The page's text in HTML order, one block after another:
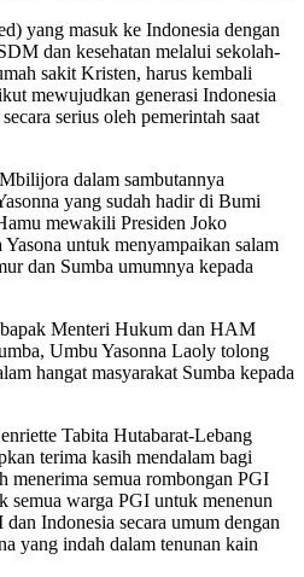
yang masuk ke Indonesia dengan
dan kesehatan melalui sekolah-
sakit Kristen, harus kembali
mewujudkan generasi Indonesia
serius oleh pemerintah saat
dalam sambutannya
yang sudah hadir di Bumi
mewakili Presiden Joko
untuk menyampaikan salam
dan Sumba umumnya kepada
Menteri Hukum dan HAM
Umbu Yasonna Laoly tolong
hangat masyarakat Sumba kepada
Tabita Hutabarat-Lebang
terima kasih mendalam bagi
menerima semua rombongan PGI
semua warga PGI untuk menenun
Indonesia secara umum dengan
yang indah dalam tenunan kain